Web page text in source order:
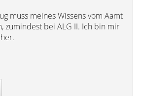
muss meines Wissens vom Aamt
zumindest bei ALG II. Ich bin mir